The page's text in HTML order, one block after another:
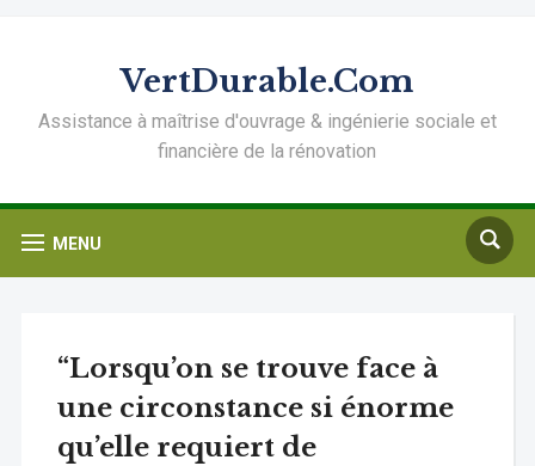
VertDurable.Com
Assistance à maîtrise d'ouvrage & ingénierie sociale et
financière de la rénovation
MENU
“Lorsqu’on se trouve face à
une circonstance si énorme
qu’elle requiert de